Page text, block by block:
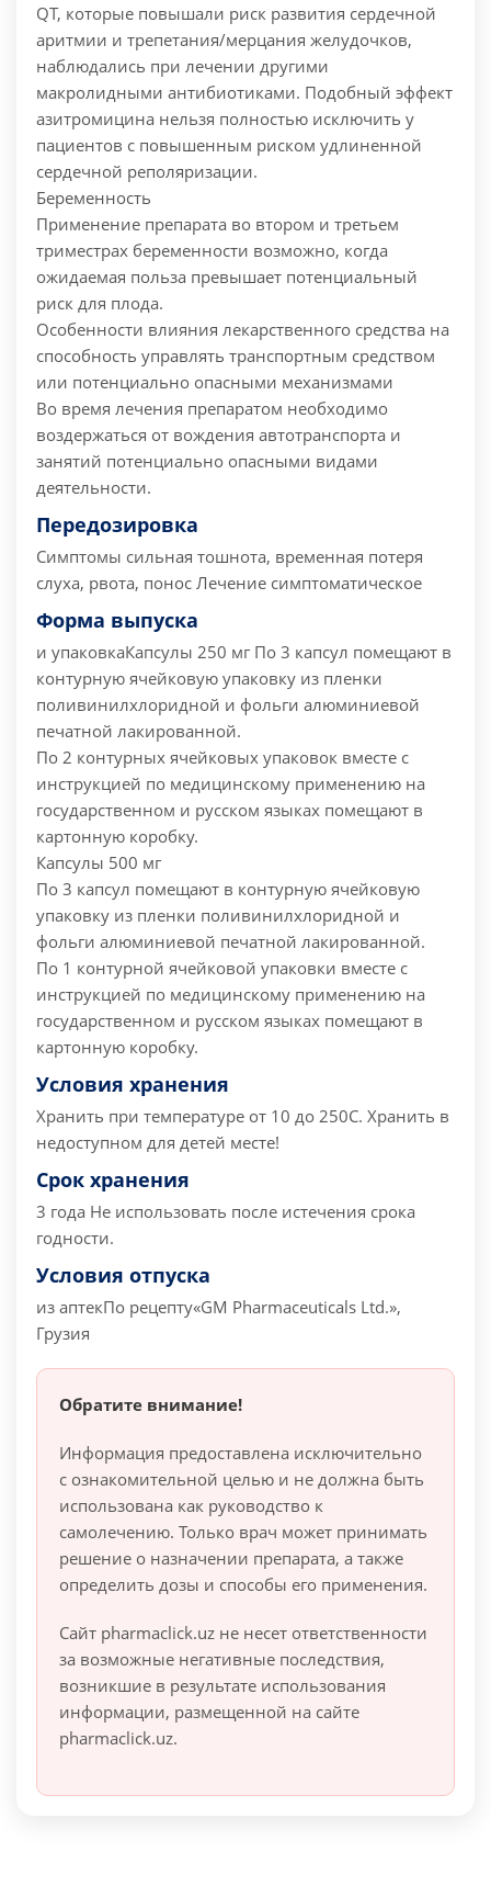
QT, которые повышали риск развития сердечной
аритмии и трепетания/мерцания желудочков,
наблюдались при лечении другими
макролидными антибиотиками. Подобный эффект
азитромицина нельзя полностью исключить у
пациентов с повышенным риском удлиненной
сердечной реполяризации.
Беременность
Применение препарата во втором и третьем
триместрах беременности возможно, когда
ожидаемая польза превышает потенциальный
риск для плода.
Особенности влияния лекарственного средства на
способность управлять транспортным средством
или потенциально опасными механизмами
Во время лечения препаратом необходимо
воздержаться от вождения автотранспорта и
занятий потенциально опасными видами
деятельности.
Передозировка
Симптомы сильная тошнота, временная потеря
слуха, рвота, понос Лечение симптоматическое
Форма выпуска
и упаковкаКапсулы 250 мг По 3 капсул помещают в
контурную ячейковую упаковку из пленки
поливинилхлоридной и фольги алюминиевой
печатной лакированной.
По 2 контурных ячейковых упаковок вместе с
инструкцией по медицинскому применению на
государственном и русском языках помещают в
картонную коробку.
Капсулы 500 мг
По 3 капсул помещают в контурную ячейковую
упаковку из пленки поливинилхлоридной и
фольги алюминиевой печатной лакированной.
По 1 контурной ячейковой упаковки вместе с
инструкцией по медицинскому применению на
государственном и русском языках помещают в
картонную коробку.
Условия хранения
Хранить при температуре от 10 до 250C. Хранить в
недоступном для детей месте!
Срок хранения
3 года Не использовать после истечения срока
годности.
Условия отпуска
из аптекПо рецепту«GM Pharmaceuticals Ltd.»,
Грузия
Обратите внимание!
Информация предоставлена исключительно
с ознакомительной целью и не должна быть
использована как руководство к
самолечению. Только врач может принимать
решение о назначении препарата, а также
определить дозы и способы его применения.
Сайт pharmaclick.uz не несет ответственности
за возможные негативные последствия,
возникшие в результате использования
информации, размещенной на сайте
pharmaclick.uz.